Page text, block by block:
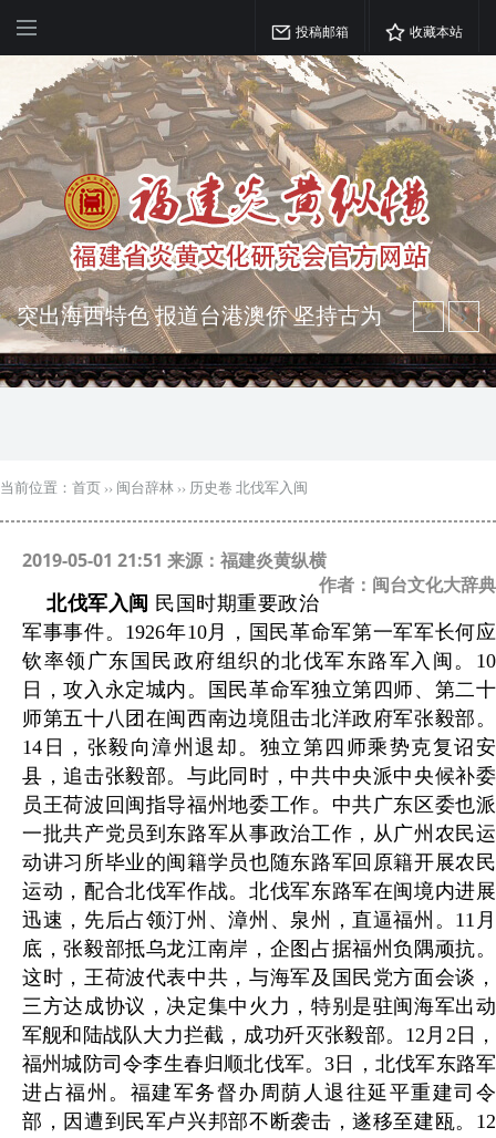
投稿邮箱 收藏本站
突出海西特色 报道台港澳侨 坚持古为
今用 力求雅俗共赏
弘扬优秀文化 振奋民族精神 介绍民族
当前位置： 首页 ›› 闽台辞林 ›› 历史卷 北伐军入闽
2019-05-01 21:51 来源：福建炎黄纵横
作者：闽台文化大辞典
北伐军入闽 民国时期重要政治
军事事件。1926年10月，国民革命军第一军军长何应
钦率领广东国民政府组织的北伐军东路军入闽。10
日，攻入永定城内。国民革命军独立第四师、第二十
师第五十八团在闽西南边境阻击北洋政府军张毅部。
14日，张毅向漳州退却。独立第四师乘势克复诏安
县，追击张毅部。与此同时，中共中央派中央候补委
员王荷波回闽指导福州地委工作。中共广东区委也派
一批共产党员到东路军从事政治工作，从广州农民运
动讲习所毕业的闽籍学员也随东路军回原籍开展农民
运动，配合北伐军作战。北伐军东路军在闽境内进展
迅速，先后占领汀州、漳州、泉州，直逼福州。11月
底，张毅部抵乌龙江南岸，企图占据福州负隅顽抗。
这时，王荷波代表中共，与海军及国民党方面会谈，
三方达成协议，决定集中火力，特别是驻闽海军出动
军舰和陆战队大力拦截，成功歼灭张毅部。12月2日，
福州城防司令李生春归顺北伐军。3日，北伐军东路军
进占福州。福建军务督办周荫人退往延平重建司令
部，因遭到民军卢兴邦部不断袭击，遂移至建瓯。12